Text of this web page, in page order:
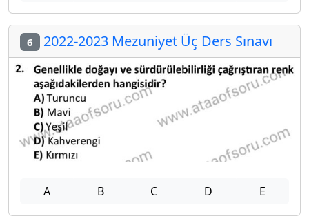
6 2022-2023 Mezuniyet Üç Ders Sınavı
A B C D E